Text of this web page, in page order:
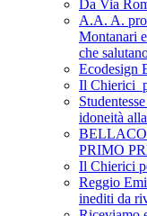
Da Via
A.A. A.
Montanari
che
Ecodesign
Il Chierici
idoneità
PRIMO
Il Chierici
Reggio
inediti da